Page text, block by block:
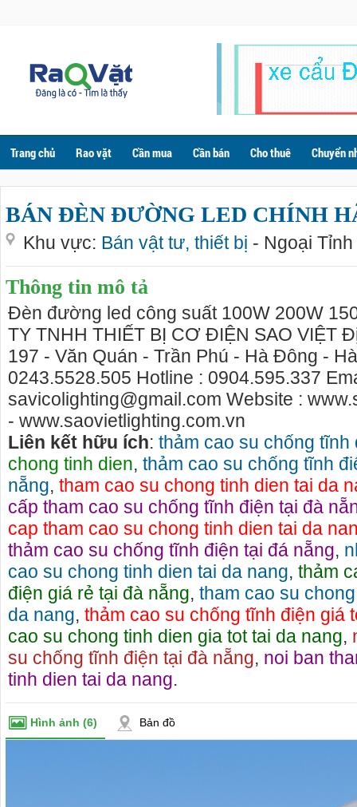
Trang chủ Rao vặt Cần mua Cần bán Cho thuê Chuyển
BÁN ĐÈN ĐƯỜNG LED CHÍNH
Khu vực: Bán vật tư, thiết bị - Ngoại
Thông tin mô tả
Đèn đường led công suất 100W 200W
TY TNHH THIẾT BỊ CƠ ĐIỆN SAO VIỆT
197 - Văn Quán - Trần Phú - Hà Đông -
0243.5528.505 Hotline : 0904.595.337
savicolighting@gmail.com Website :
- www.saovietlighting.com.vn
Liên kết hữu ích: thảm cao su chống tĩnh
chong tinh dien, thảm cao su chống tĩnh
nẵng, tham cao su chong tinh dien tai da
cấp tham cao su chống tĩnh điện tại đà
cap tham cao su chong tinh dien tai da
thảm cao su chống tĩnh điện tại đá nẵng,
cao su chong tinh dien tai da nang, thảm
điện giá rẻ tại đà nẵng, tham cao su
da nang, thảm cao su chống tĩnh điện giá
cao su chong tinh dien gia tot tai da nang,
su chống tĩnh điện tại đà nẵng, noi ban
tinh dien tai da nang.
Hình ảnh (6) Bản đồ
cho thue xe
phú yên
Cho thuê nhà nguyên căn Phú Yên, chuyên cho
thuê nhà nguyên căn tại Phú Yên
Chúng tôi hiên đang cho thuê nhà nguyên căn
tại Tuy Hòa - Phú Yên.